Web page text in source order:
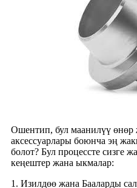
Ошентип, бул маанилүү өнөр
аксессуарлары боюнча эң
болот? Бул процессте сизге
кеңештер жана ыкмалар:
1. Изилдөө жана Бааларды